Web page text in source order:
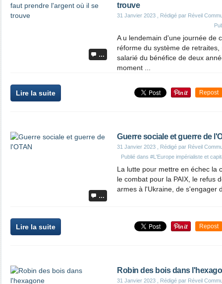
…
trouve
31 Janvier 2023 , Rédigé par Réveil
A u lendemain d'une journée de
réforme du système de
salarié du bénéfice de deux
moment ...
Lire la suite Repost
…
Guerre sociale et guerre de
31 Janvier 2023 , Rédigé par Réveil
Publié dans #L'Europe impérialiste et
La lutte pour mettre en échec la
le combat pour la PAIX, le refus
armes à l'Ukraine, de s'engager
Lire la suite Repost
Robin des bois dans
31 Janvier 2023 , Rédigé par Réveil